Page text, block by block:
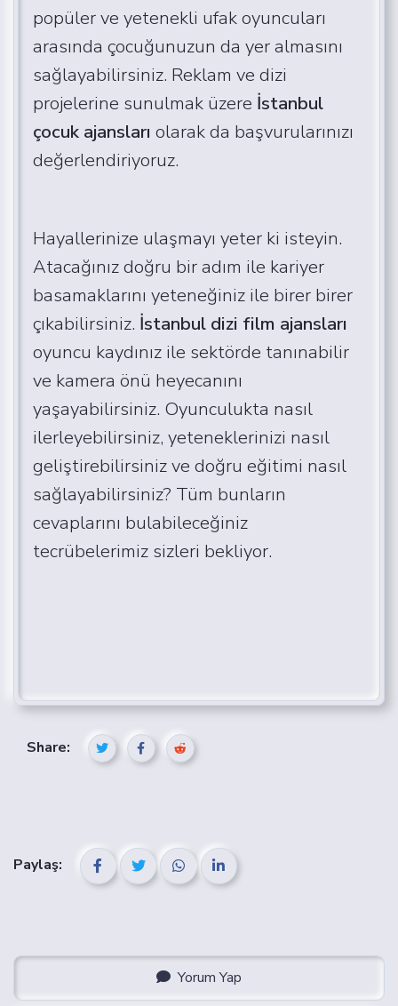
popüler ve yetenekli ufak oyuncuları
arasında çocuğunuzun da yer almasını
sağlayabilirsiniz. Reklam ve dizi
projelerine sunulmak üzere İstanbul
çocuk ajansları olarak da başvurularınızı
değerlendiriyoruz.
Hayallerinize ulaşmayı yeter ki isteyin.
Atacağınız doğru bir adım ile kariyer
basamaklarını yeteneğiniz ile birer birer
çıkabilirsiniz. İstanbul dizi film ajansları
oyuncu kaydınız ile sektörde tanınabilir
ve kamera önü heyecanını
yaşayabilirsiniz. Oyunculukta nasıl
ilerleyebilirsiniz, yeteneklerinizi nasıl
geliştirebilirsiniz ve doğru eğitimi nasıl
sağlayabilirsiniz? Tüm bunların
cevaplarını bulabileceğiniz
tecrübelerimiz sizleri bekliyor.
Share:
Paylaş:
Yorum Yap